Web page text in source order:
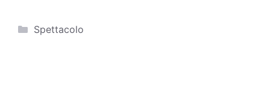
Categorie
Spettacolo